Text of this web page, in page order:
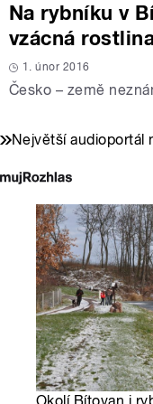
Na rybníku v
vzácná
1. únor 2016
Česko – země
Největší audioportál